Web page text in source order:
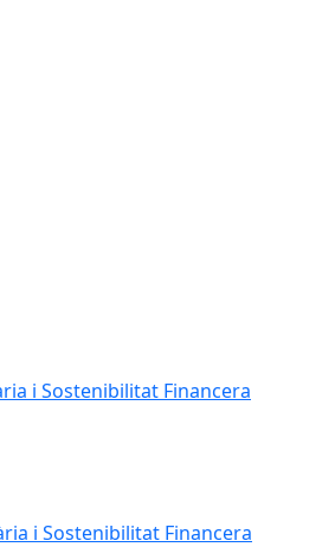
i Sostenibilitat Financera
i Sostenibilitat Financera